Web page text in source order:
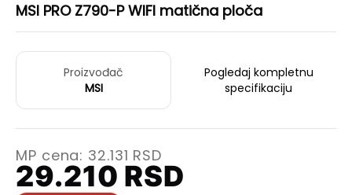
MSI PRO Z790-P WIFI matična ploča
Proizvođač
MSI
Pogledaj kompletnu
specifikaciju
MP cena: 32.131 RSD
29.210 RSD